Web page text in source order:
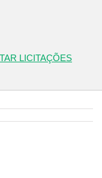
LICITAÇÕES